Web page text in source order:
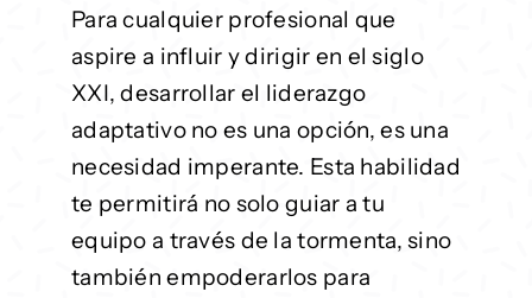
Para cualquier profesional que
aspire a influir y dirigir en el siglo
XXI, desarrollar el liderazgo
adaptativo no es una opción, es una
necesidad imperante. Esta habilidad
te permitirá no solo guiar a tu
equipo a través de la tormenta, sino
también empoderarlos para